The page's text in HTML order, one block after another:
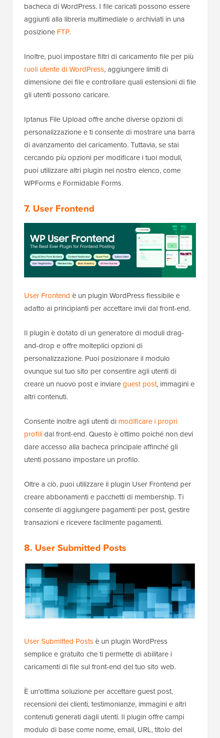
bacheca di WordPress. I file caricati possono essere
aggiunti alla libreria multimediale o archiviati in una
posizione FTP.
Inoltre, puoi impostare filtri di caricamento file per più
ruoli utente di WordPress, aggiungere limiti di
dimensione dei file e controllare quali estensioni di file
gli utenti possono caricare.
Iptanus File Upload offre anche diverse opzioni di
personalizzazione e ti consente di mostrare una barra
di avanzamento del caricamento. Tuttavia, se stai
cercando più opzioni per modificare i tuoi moduli,
puoi utilizzare altri plugin nel nostro elenco, come
WPForms e Formidable Forms.
7. User Frontend
User Frontend è un plugin WordPress flessibile e
adatto ai principianti per accettare invii dal front-end.
Il plugin è dotato di un generatore di moduli drag-
and-drop e offre molteplici opzioni di
personalizzazione. Puoi posizionare il modulo
ovunque sul tuo sito per consentire agli utenti di
creare un nuovo post e inviareguest post, immagini e
altri contenuti.
Consente inoltre agli utenti di modificare i propri
profilidal front-end. Questo è ottimo poiché non devi
dare accesso alla bacheca principale affinché gli
utenti possano impostare un profilo.
Oltre a ciò, puoi utilizzare il plugin User Frontend per
creare abbonamenti e pacchetti di membership. Ti
consente di aggiungere pagamenti per post, gestire
transazioni e ricevere facilmente pagamenti.
8. User Submitted Posts
User Submitted Postsè un plugin WordPress
semplice e gratuito che ti permette di abilitare i
caricamenti di file sul front-end del tuo sito web.
È un'ottima soluzione per accettare guest post,
recensioni dei clienti, testimonianze, immagini e altri
contenuti generati dagli utenti. Il plugin offre campi
modulo di base come nome, email, URL, titolo del